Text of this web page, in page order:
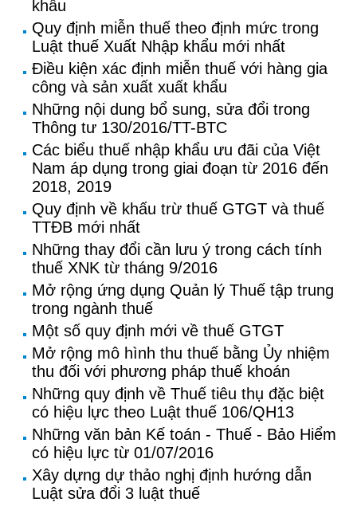
khẩu
Quy định miễn thuế theo định mức trong
Luật thuế Xuất Nhập khẩu mới nhất
Điều kiện xác định miễn thuế với hàng gia
công và sản xuất xuất khẩu
Những nội dung bổ sung, sửa đổi trong
Thông tư 130/2016/TT-BTC
Các biểu thuế nhập khẩu ưu đãi của Việt
Nam áp dụng trong giai đoạn từ 2016 đến
2018, 2019
Quy định về khấu trừ thuế GTGT và thuế
TTĐB mới nhất
Những thay đổi cần lưu ý trong cách tính
thuế XNK từ tháng 9/2016
Mở rộng ứng dụng Quản lý Thuế tập trung
trong ngành thuế
Một số quy định mới về thuế GTGT
Mở rộng mô hình thu thuế bằng Ủy nhiệm
thu đối với phương pháp thuế khoán
Những quy định về Thuế tiêu thụ đặc biệt
có hiệu lực theo Luật thuế 106/QH13
Những văn bản Kế toán - Thuế - Bảo Hiểm
có hiệu lực từ 01/07/2016
Xây dựng dự thảo nghị định hướng dẫn
Luật sửa đổi 3 luật thuế